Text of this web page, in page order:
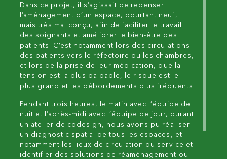
Dans ce projet, il s’agissait de repenser
l’aménagement d’un espace, pourtant neuf,
mais très mal conçu, afin de faciliter le travail
des soignants et améliorer le bien-être des
patients. C’est notamment lors des circulations
des patients vers le réfectoire ou les chambres,
et lors de la prise de leur médication, que la
tension est la plus palpable, le risque est le
plus grand et les débordements plus fréquents.
Pendant trois heures, le matin avec l’équipe de
nuit et l’après-midi avec l’équipe de jour, durant
un atelier de codesign, nous avons pu réaliser
un diagnostic spatial de tous les espaces, et
notamment les lieux de circulation du service et
identifier des solutions de réaménagement ou